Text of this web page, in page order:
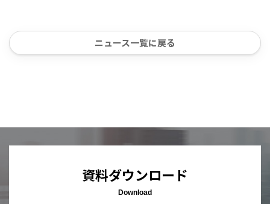
ニュース一覧に戻る
資料ダウンロード
Download